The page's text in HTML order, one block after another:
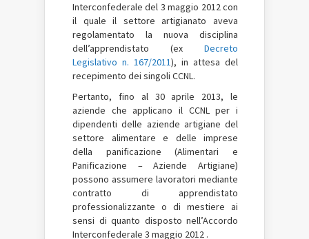
Interconfederale del 3 maggio 2012 con
il quale il settore artigianato aveva
regolamentato la nuova disciplina
dell’apprendistato (ex Decreto
Legislativo n. 167/2011), in attesa del
recepimento dei singoli CCNL.
Pertanto, fino al 30 aprile 2013, le
aziende che applicano il CCNL per i
dipendenti delle aziende artigiane del
settore alimentare e delle imprese
della panificazione (Alimentari e
Panificazione – Aziende Artigiane)
possono assumere lavoratori mediante
contratto di apprendistato
professionalizzante o di mestiere ai
sensi di quanto disposto nell’Accordo
Interconfederale 3 maggio 2012 .